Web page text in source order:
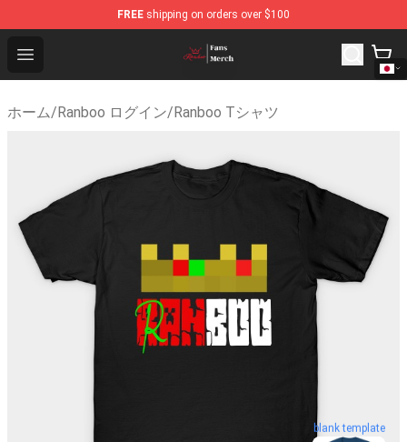
FREE shipping on orders over $100
Open menu
Ranboo Shop - Official Ranboo Merchandise Store
ホーム/Ranboo ログイン/Ranboo Tシャツ
blank template